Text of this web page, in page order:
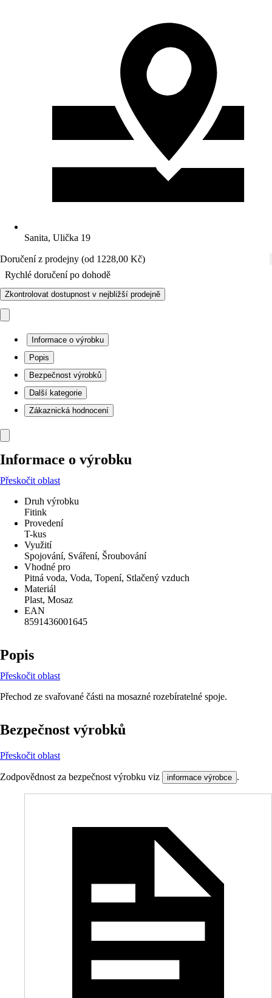
Sanita, Ulička 19
Doručení z prodejny (od 1228,00 Kč)
Rychlé doručení po dohodě
Zkontrolovat dostupnost v nejbližší prodejně
Informace o výrobku
Popis
Bezpečnost výrobků
Další kategorie
Zákaznická hodnocení
Informace o výrobku
Přeskočit oblast
Druh výrobku
Fitink
Provedení
T-kus
Využití
Spojování, Sváření, Šroubování
Vhodné pro
Pitná voda, Voda, Topení, Stlačený vzduch
Materiál
Plast, Mosaz
EAN
8591436001645
Popis
Přeskočit oblast
Přechod ze svařované části na mosazné rozebíratelné spoje.
Bezpečnost výrobků
Přeskočit oblast
Zodpovědnost za bezpečnost výrobku viz informace výrobce .